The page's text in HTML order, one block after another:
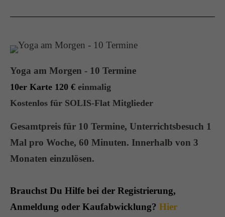
Yoga am Morgen - 10 Termine
10er Karte 120 € einmalig
Kostenlos für SOLIS-Flat Mitglieder
Gesamtpreis für 10 Termine, Unterrichtsbesuch 1
Mal pro Woche, 60 Minuten. Innerhalb von 3
Monaten einzulösen.
Brauchst Du Hilfe bei der Registrierung,
Anmeldung oder Kaufabwicklung? Hier